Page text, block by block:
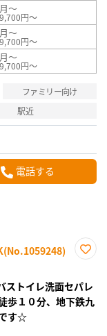
～
円～
～
円～
～
円～
ファミリー向け
駅近
電話する
り登
録
トイレ洗面セパレ
歩１０分、地下鉄九
す☆